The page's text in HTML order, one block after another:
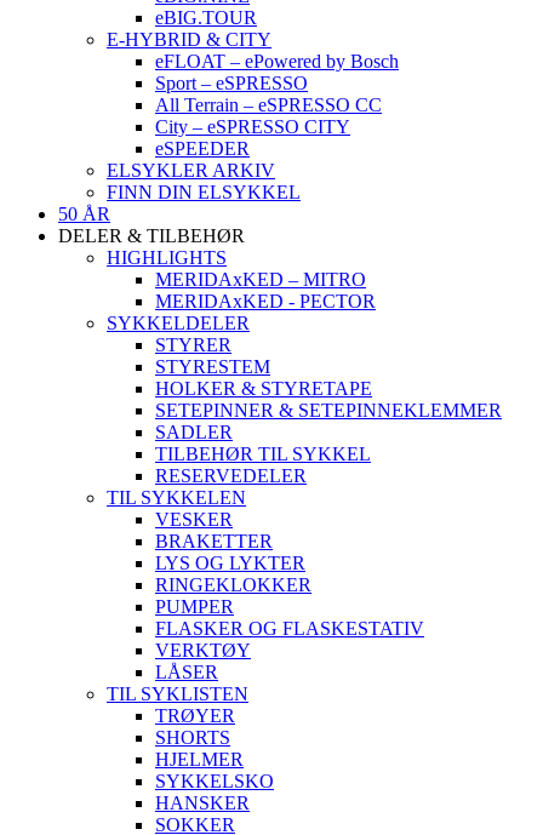
eBIG.TOUR
E-HYBRID & CITY
eFLOAT – ePowered by Bosch
Sport – eSPRESSO
All Terrain – eSPRESSO CC
City – eSPRESSO CITY
eSPEEDER
ELSYKLER ARKIV
FINN DIN ELSYKKEL
50 ÅR
DELER & TILBEHØR
HIGHLIGHTS
MERIDAxKED – MITRO
MERIDAxKED - PECTOR
SYKKELDELER
STYRER
STYRESTEM
HOLKER & STYRETAPE
SETEPINNER & SETEPINNEKLEMMER
SADLER
TILBEHØR TIL SYKKEL
RESERVEDELER
TIL SYKKELEN
VESKER
BRAKETTER
LYS OG LYKTER
RINGEKLOKKER
PUMPER
FLASKER OG FLASKESTATIV
VERKTØY
LÅSER
TIL SYKLISTEN
TRØYER
SHORTS
HJELMER
SYKKELSKO
HANSKER
SOKKER